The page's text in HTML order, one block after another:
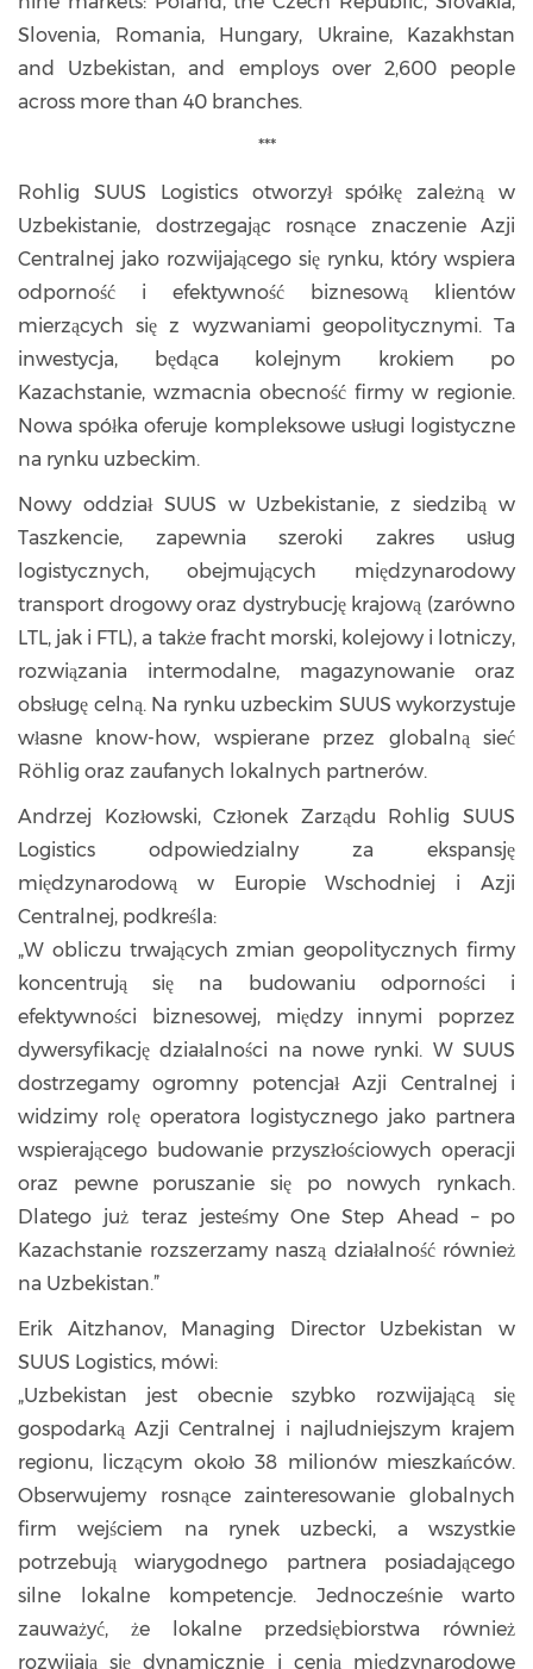
Slovenia, Romania, Hungary, Ukraine, Kazakhstan
and Uzbekistan, and employs over 2,600 people
across more than 40 branches.
***
Rohlig SUUS Logistics otworzył spółkę zależną w
Uzbekistanie, dostrzegając rosnące znaczenie Azji
Centralnej jako rozwijającego się rynku, który wspiera
odporność i efektywność biznesową klientów
mierzących się z wyzwaniami geopolitycznymi. Ta
inwestycja, będąca kolejnym krokiem po
Kazachstanie, wzmacnia obecność firmy w regionie.
Nowa spółka oferuje kompleksowe usługi logistyczne
na rynku uzbeckim.
Nowy oddział SUUS w Uzbekistanie, z siedzibą w
Taszkencie, zapewnia szeroki zakres usług
logistycznych, obejmujących międzynarodowy
transport drogowy oraz dystrybucję krajową (zarówno
LTL, jak i FTL), a także fracht morski, kolejowy i lotniczy,
rozwiązania intermodalne, magazynowanie oraz
obsługę celną. Na rynku uzbeckim SUUS wykorzystuje
własne know-how, wspierane przez globalną sieć
Röhlig oraz zaufanych lokalnych partnerów.
Andrzej Kozłowski, Członek Zarządu Rohlig SUUS
Logistics odpowiedzialny za ekspansję
międzynarodową w Europie Wschodniej i Azji
Centralnej, podkreśla:
„W obliczu trwających zmian geopolitycznych firmy
koncentrują się na budowaniu odporności i
efektywności biznesowej, między innymi poprzez
dywersyfikację działalności na nowe rynki. W SUUS
dostrzegamy ogromny potencjał Azji Centralnej i
widzimy rolę operatora logistycznego jako partnera
wspierającego budowanie przyszłościowych operacji
oraz pewne poruszanie się po nowych rynkach.
Dlatego już teraz jesteśmy One Step Ahead – po
Kazachstanie rozszerzamy naszą działalność również
na Uzbekistan.”
Erik Aitzhanov, Managing Director Uzbekistan w
SUUS Logistics, mówi:
„Uzbekistan jest obecnie szybko rozwijającą się
gospodarką Azji Centralnej i najludniejszym krajem
regionu, liczącym około 38 milionów mieszkańców.
Obserwujemy rosnące zainteresowanie globalnych
firm wejściem na rynek uzbecki, a wszystkie
potrzebują wiarygodnego partnera posiadającego
silne lokalne kompetencje. Jednocześnie warto
zauważyć, że lokalne przedsiębiorstwa również
rozwijają się dynamicznie i cenią międzynarodowe